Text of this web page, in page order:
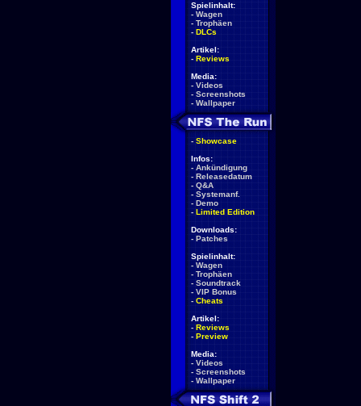
Spielinhalt:
- Wagen
- Trophäen
- DLCs
Artikel:
- Reviews
Media:
- Videos
- Screenshots
- Wallpaper
- Showcase
Infos:
- Ankündigung
- Releasedatum
- Q&A
- Systemanf.
- Demo
- Limited Edition
Downloads:
- Patches
Spielinhalt:
- Wagen
- Trophäen
- Soundtrack
- VIP Bonus
- Cheats
Artikel:
- Reviews
- Preview
Media:
- Videos
- Screenshots
- Wallpaper